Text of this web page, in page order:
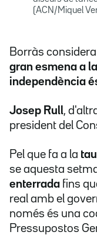
(ACN/Miquel
Borràs
gran esmena a
independència
Josep Rull,
president del
Pel que fa a la
se aquesta
enterrada fins
real amb el
només és una
Pressupostos